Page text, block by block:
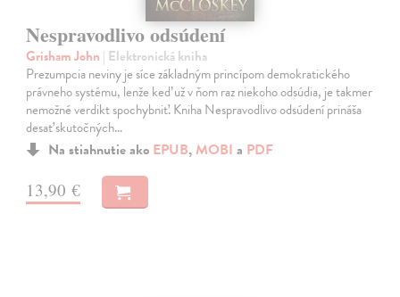
Nespravodlivo odsúdení
Grisham John | Elektronická kniha
Prezumpcia neviny je síce základným princípom demokratického
právneho systému, lenže keď už v ňom raz niekoho odsúdia, je takmer
nemožné verdikt spochybniť. Kniha Nespravodlivo odsúdení prináša
desať skutočných…
Na stiahnutie ako EPUB, MOBI a PDF
13,90 €